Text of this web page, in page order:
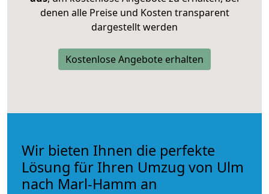
denen alle Preise und Kosten transparent
dargestellt werden
Kostenlose Angebote erhalten
Wir bieten Ihnen die perfekte
Lösung für Ihren Umzug von Ulm
nach Marl-Hamm an